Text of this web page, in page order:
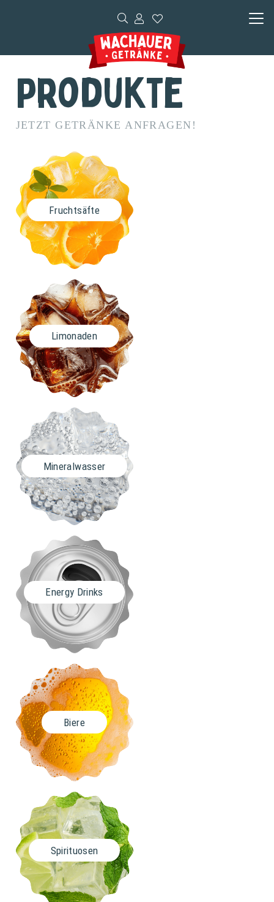
Produkte
JETZT GETRÄNKE ANFRAGEN!
Fruchtsäfte
Limonaden
Mineralwasser
Energy Drinks
Biere
Spirituosen